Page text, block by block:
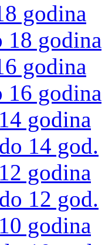
godina
18 godina
godina
16 godina
godina
14 god.
godina
12 god.
godina